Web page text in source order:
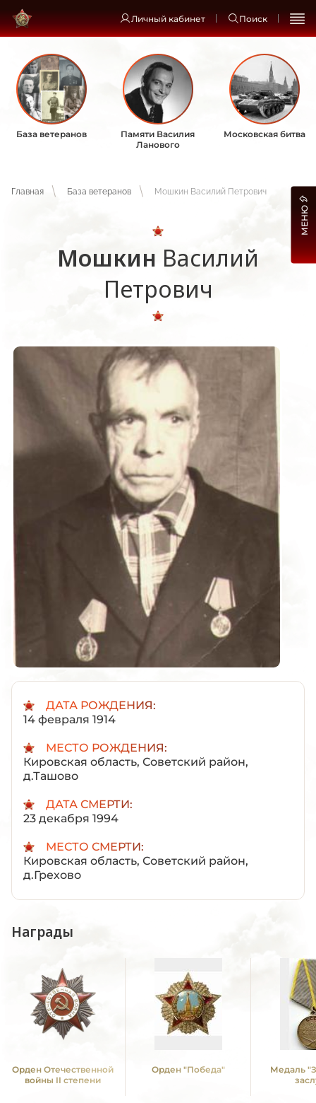
Личный кабинет Поиск
База ветеранов
Памяти Василия
Ланового
Московская битва
Главная База ветеранов Мошкин Василий Петрович
Мошкин Василий
Петрович
ДАТА РОЖДЕНИЯ:
14 февраля 1914
МЕСТО РОЖДЕНИЯ:
Кировская область, Советский район,
д.Ташово
ДАТА СМЕРТИ:
23 декабря 1994
МЕСТО СМЕРТИ:
Кировская область, Советский район,
д.Грехово
Награды
Орден Отечественной
войны II степени
Орден "Победа"
Медаль
МЕНЮ